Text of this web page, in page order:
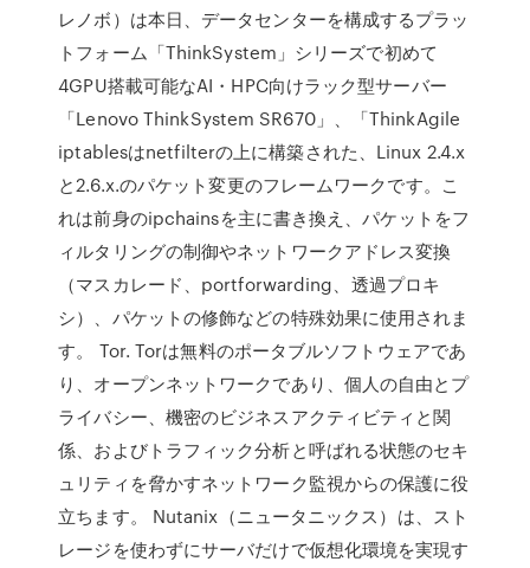
レノボ）は本日、データセンターを構成するプラッ
トフォーム「ThinkSystem」シリーズで初めて
4GPU搭載可能なAI・HPC向けラック型サーバー
「Lenovo ThinkSystem SR670」、「ThinkAgile
iptablesはnetfilterの上に構築された、Linux 2.4.x
と2.6.x.のパケット変更のフレームワークです。こ
れは前身のipchainsを主に書き換え、パケットをフ
ィルタリングの制御やネットワークアドレス変換
（マスカレード、portforwarding、透過プロキ
シ）、パケットの修飾などの特殊効果に使用されま
す。 Tor. Torは無料のポータブルソフトウェアであ
り、オープンネットワークであり、個人の自由とプ
ライバシー、機密のビジネスアクティビティと関
係、およびトラフィック分析と呼ばれる状態のセキ
ュリティを脅かすネットワーク監視からの保護に役
立ちます。 Nutanix（ニュータニックス）は、スト
レージを使わずにサーバだけで仮想化環境を実現す